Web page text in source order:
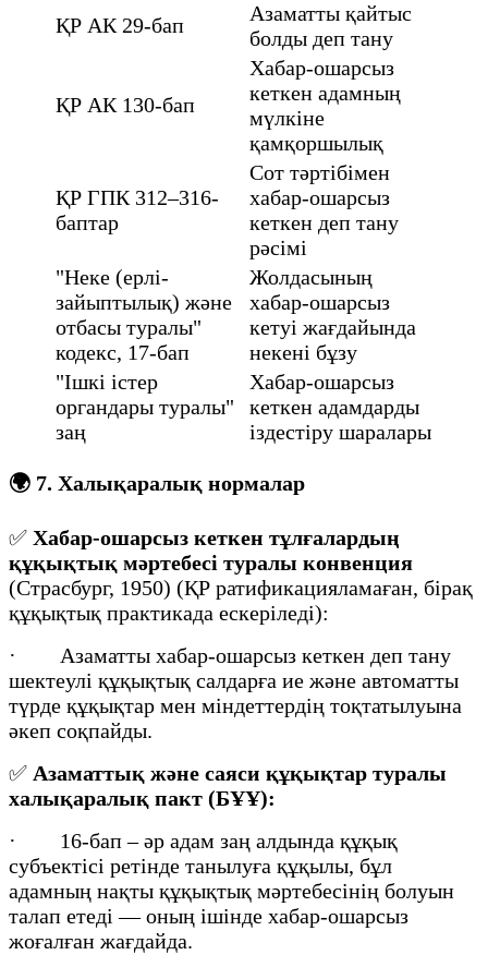
ҚР АК 29-бап
Азаматты қайтыс
болды деп тану
ҚР АК 130-бап
Хабар-ошарсыз
кеткен адамның
мүлкіне
қамқоршылық
ҚР ГПК 312–316-
баптар
Сот тәртібімен
хабар-ошарсыз
кеткен деп тану
рәсімі
"Неке (ерлі-
зайыптылық) және
отбасы туралы"
кодекс, 17-бап
Жолдасының
хабар-ошарсыз
кетуі жағдайында
некені бұзу
"Ішкі істер
органдары туралы"
заң
Хабар-ошарсыз
кеткен адамдарды
іздестіру шаралары
🌍 7. Халықаралық нормалар
✅ Хабар-ошарсыз кеткен тұлғалардың
құқықтық мәртебесі туралы конвенция
(Страсбург, 1950) (ҚР ратификацияламаған, бірақ
құқықтық практикада ескеріледі):
· Азаматты хабар-ошарсыз кеткен деп тану
шектеулі құқықтық салдарға ие және автоматты
түрде құқықтар мен міндеттердің тоқтатылуына
әкеп соқпайды.
✅ Азаматтық және саяси құқықтар туралы
халықаралық пакт (БҰҰ):
· 16-бап – әр адам заң алдында құқық
субъектісі ретінде танылуға құқылы, бұл
адамның нақты құқықтық мәртебесінің болуын
талап етеді — оның ішінде хабар-ошарсыз
жоғалған жағдайда.